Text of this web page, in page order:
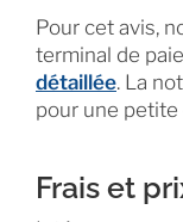
Pour cet avis,
terminal de
détaillée. La
pour une
Frais et